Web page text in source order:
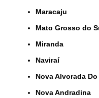
Maracaju
Mato Grosso do
Miranda
Naviraí
Nova Alvorada
Nova Andradina